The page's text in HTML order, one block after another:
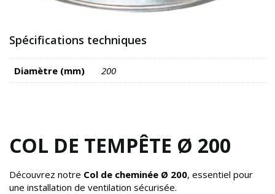
Spécifications techniques
Diamètre (mm) 200
COL DE TEMPÊTE Ø 200
Découvrez notre Col de cheminée Ø 200, essentiel pour
une installation de ventilation sécurisée.